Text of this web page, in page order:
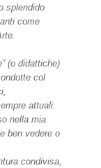
splendido
come
(o didattiche)
col
attuali.
nella mia
ben vedere o
condivisa,